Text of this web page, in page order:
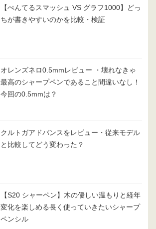
【ぺんてるスマッシュ VS グラフ1000】どっ
ちが書きやすいのかを比較・検証
オレンズネロ0.5mmレビュー ・壊れなきゃ
最高のシャープペンであること間違いなし！
今回の0.5mmは？
クルトガアドバンスをレビュー・従来モデル
と比較してどう変わった？
【S20 シャーペン】木の優しい温もりと経年
変化を楽しめる長く使っていきたいシャープ
ペンシル